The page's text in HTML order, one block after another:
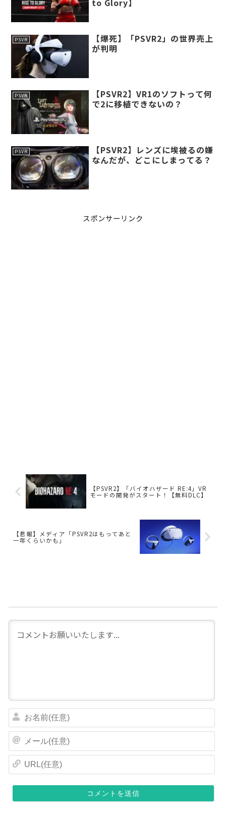
to Glory】
PSVR
【爆死】「PSVR2」の世界売上
が判明
PSVR
【PSVR2】VR1のソフトって何
で2に移植できないの？
PSVR
【PSVR2】レンズに埃被るの嫌
なんだが、どこにしまってる？
スポンサーリンク
【PSVR2】「バイオハザード RE:4」VR
モードの開発がスタート！【無料DLC】
【悲報】メディア「PSVR2はもってあと
一年くらいかも」
前
任
)
ル